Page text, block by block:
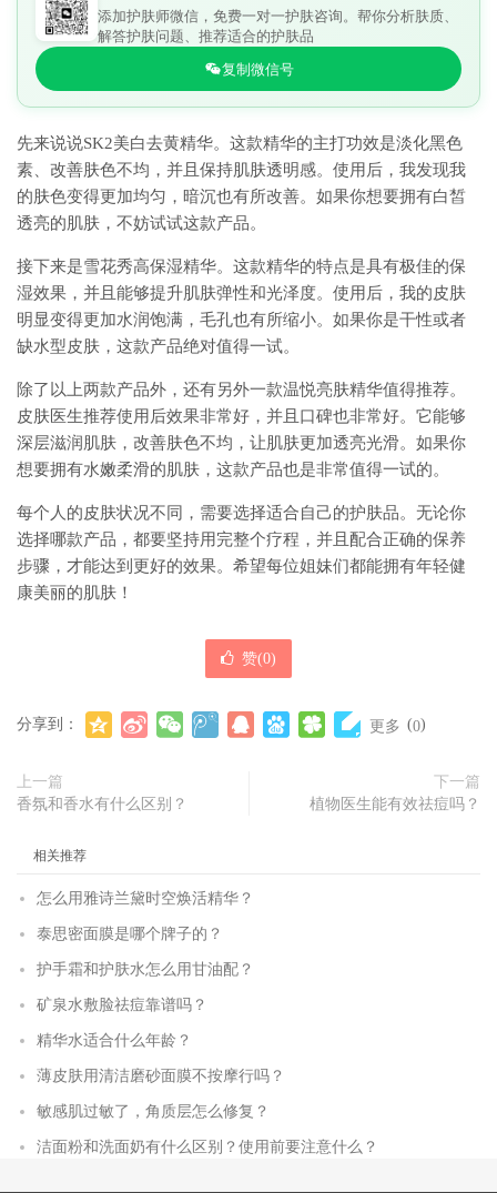
添加护肤师微信，免费一对一护肤咨询。帮你分析肤质、
解答护肤问题、推荐适合的护肤品
复制微信号
先来说说SK2美白去黄精华。这款精华的主打功效是淡化黑色
素、改善肤色不均，并且保持肌肤透明感。使用后，我发现我
的肤色变得更加均匀，暗沉也有所改善。如果你想要拥有白皙
透亮的肌肤，不妨试试这款产品。
接下来是雪花秀高保湿精华。这款精华的特点是具有极佳的保
湿效果，并且能够提升肌肤弹性和光泽度。使用后，我的皮肤
明显变得更加水润饱满，毛孔也有所缩小。如果你是干性或者
缺水型皮肤，这款产品绝对值得一试。
除了以上两款产品外，还有另外一款温悦亮肤精华值得推荐。
皮肤医生推荐使用后效果非常好，并且口碑也非常好。它能够
深层滋润肌肤，改善肤色不均，让肌肤更加透亮光滑。如果你
想要拥有水嫩柔滑的肌肤，这款产品也是非常值得一试的。
每个人的皮肤状况不同，需要选择适合自己的护肤品。无论你
选择哪款产品，都要坚持用完整个疗程，并且配合正确的保养
步骤，才能达到更好的效果。希望每位姐妹们都能拥有年轻健
康美丽的肌肤！
赞(0)
分享到： 更多 (0)
上一篇
香氛和香水有什么区别？
下一篇
植物医生能有效祛痘吗？
相关推荐
怎么用雅诗兰黛时空焕活精华？
泰思密面膜是哪个牌子的？
护手霜和护肤水怎么用甘油配？
矿泉水敷脸祛痘靠谱吗？
精华水适合什么年龄？
薄皮肤用清洁磨砂面膜不按摩行吗？
敏感肌过敏了，角质层怎么修复？
洁面粉和洗面奶有什么区别？使用前要注意什么？